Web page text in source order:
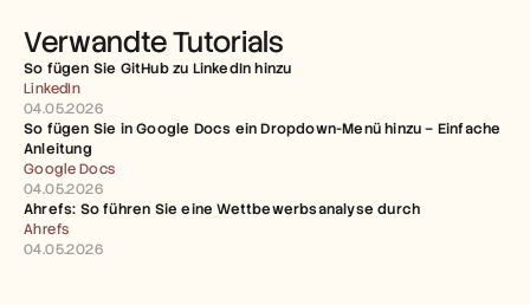
Verwandte Tutorials
So fügen Sie GitHub zu LinkedIn hinzu
LinkedIn
04.05.2026
So fügen Sie in Google Docs ein Dropdown-Menü hinzu – Einfache
Anleitung
Google Docs
04.05.2026
Ahrefs: So führen Sie eine Wettbewerbsanalyse durch
Ahrefs
04.05.2026